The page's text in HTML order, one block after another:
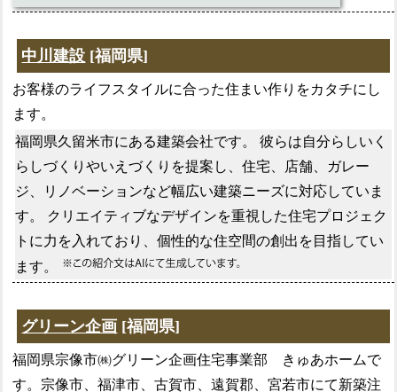
中川建設 [福岡県]
お客様のライフスタイルに合った住まい作りをカタチにし
ます。
福岡県久留米市にある建築会社です。 彼らは自分らしいく
らしづくりやいえづくりを提案し、住宅、店舗、ガレー
ジ、リノベーションなど幅広い建築ニーズに対応していま
す。 クリエイティブなデザインを重視した住宅プロジェク
トに力を入れており、個性的な住空間の創出を目指してい
ます。
グリーン企画 [福岡県]
福岡県宗像市㈱グリーン企画住宅事業部 きゅあホームで
す。宗像市、福津市、古賀市、遠賀郡、宮若市にて新築注